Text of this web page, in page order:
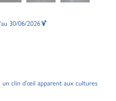
30/06/2026🍹
clin d’œil apparent aux cultures